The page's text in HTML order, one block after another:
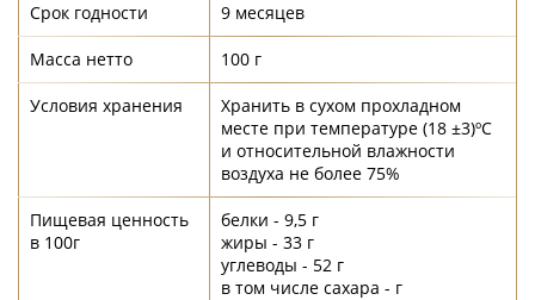
Срок годности 9 месяцев
Масса нетто 100 г
Условия хранения
Хранить в сухом прохладном
месте при температуре (18 ±3)ºС
и относительной влажности
воздуха не более 75%
Пищевая ценность
в 100г
белки - 9,5 г
жиры - 33 г
углеводы - 52 г
в том числе сахара - г